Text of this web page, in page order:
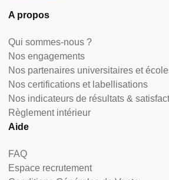
A propos
Qui sommes-nous ?
Nos engagements
Nos partenaires universitaires et
Nos certifications et labellisations
Nos indicateurs de résultats &
Règlement intérieur
Aide
FAQ
Espace recrutement